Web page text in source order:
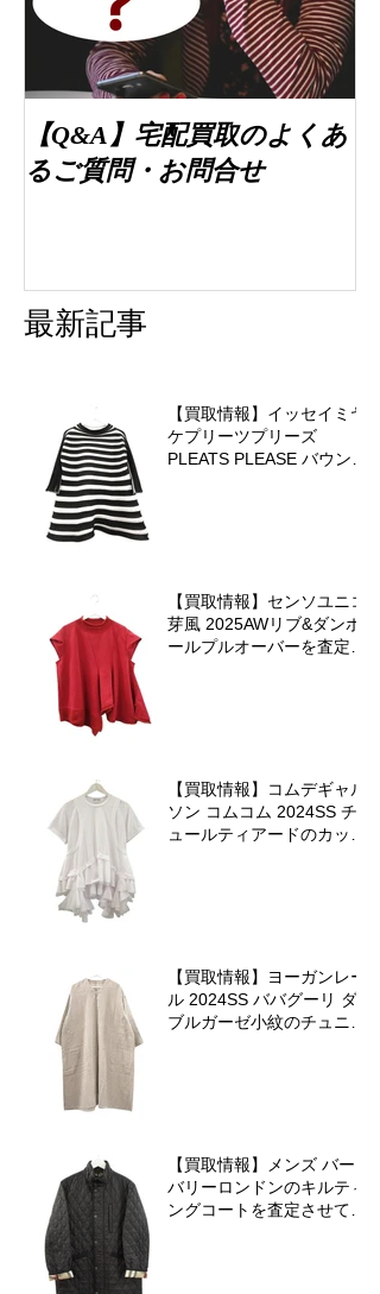
【Q&A】宅配買取のよくあ
るご質問・お問合せ
最新記事
【買取情報】イッセイミヤ
ケプリーツプリーズ
PLEATS PLEASE バウンス
【買取情報】センソユニコ
芽風 2025AWリブ&ダンボ
ールプルオーバーを査定さ
【買取情報】コムデギャル
ソン コムコム 2024SS チ
ュールティアードのカット
【買取情報】ヨーガンレー
ル 2024SS ババグーリ ダ
ブルガーゼ小紋のチュニッ
【買取情報】メンズ バー
バリーロンドンのキルティ
ングコートを査定させてい